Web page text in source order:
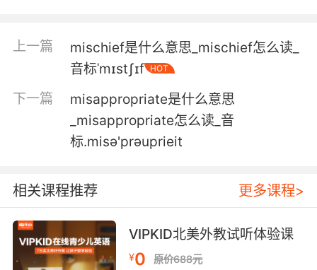
脑子里装着多得吓死人的 各种各样的资料 大部分
5. of good rope, plus another 50 feet, say, for
miscellaneous.
结实绳子扎木筏 还要多准备50英尺做其他用途
vertebrae, miscellaneous phalanges and
three molars.
在这里 一个头骨 两根股骨 五个椎骨 混杂的趾骨
以及三个臼齿
上一篇
mischief是什么意思_mischief怎么读_
音标ˈmɪstʃɪf
HOT
下一篇
misappropriate是什么意思
_misappropriate怎么读_音
标.misә'prәuprieit
相关课程推荐 更多课程>
VIPKID北美外教试听体验课
¥0 原价688元